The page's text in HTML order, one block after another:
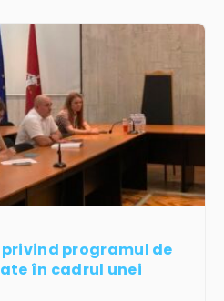
programul de
în cadrul unei